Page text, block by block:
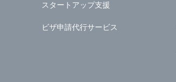
スタートアップ支援
ビザ申請代行サービス